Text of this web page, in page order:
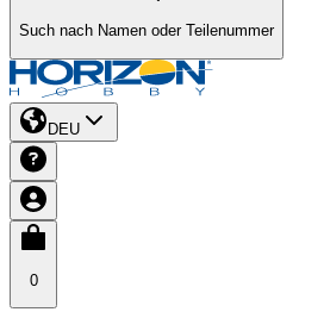
Such nach Namen oder Teilenummer
DEU
0